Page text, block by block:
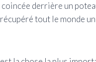
derrière un
tout le monde